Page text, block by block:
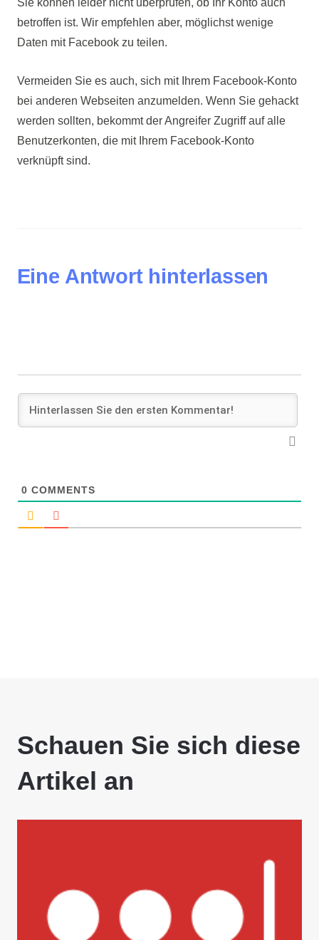
Sie können leider nicht überprüfen, ob Ihr Konto auch
betroffen ist. Wir empfehlen aber, möglichst wenige
Daten mit Facebook zu teilen.
Vermeiden Sie es auch, sich mit Ihrem Facebook-Konto
bei anderen Webseiten anzumelden. Wenn Sie gehackt
werden sollten, bekommt der Angreifer Zugriff auf alle
Benutzerkonten, die mit Ihrem Facebook-Konto
verknüpft sind.
Eine Antwort hinterlassen
0 COMMENTS
Schauen Sie sich diese
Artikel an